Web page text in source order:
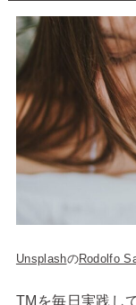
UnsplashのRodolfo
TMを毎日実践し